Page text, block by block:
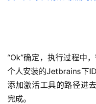
“Ok”确定，执行过程中
个人安装的Jetbrains下
添加激活工具的路径进
完成。